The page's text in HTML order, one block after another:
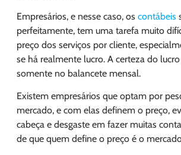
Empresários, e nesse caso, os contábeis
perfeitamente, tem uma tarefa muito
preço dos serviços por cliente,
se há realmente lucro. A certeza do
somente no balancete mensal.
Existem empresários que optam por
mercado, e com elas definem o preço,
cabeça e desgaste em fazer muitas
de que quem define o preço é o